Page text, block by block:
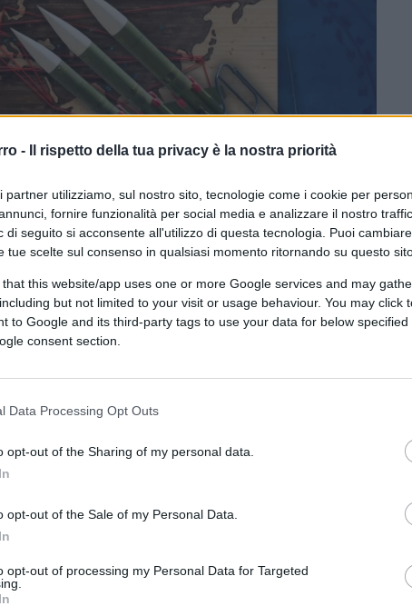
- Il rispetto della tua privacy è la nostra priorità
partner utilizziamo, sul nostro sito, tecnologie come i cookie per
fornire funzionalità per social media e analizzare il nostro
di seguito si acconsente all'utilizzo di questa tecnologia. Puoi
tue scelte sul consenso in qualsiasi momento ritornando su questo
that this website/app uses one or more Google services and may
but not limited to your visit or usage behaviour. You may click
to Google and its third-party tags to use your data for below specified
consent section.
Data Processing Opt Outs
opt-out of the Sharing of my personal data.
opt-out of the Sale of my Personal Data.
opt-out of processing my Personal Data for Targeted
tramite Canva.com
CLICCA QUI
nel rigenerare la macchina bellica c’è
guerra quale fenomeno globale porta
strategica e sulle possibilità effettive
i peccati di un tragico passato. Gli
le relazioni diplomatiche del